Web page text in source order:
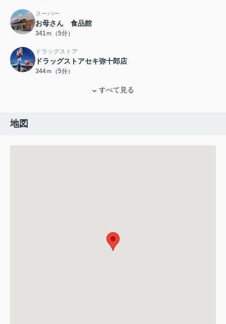
スーパー
お母さん 食品館
341ｍ（5分）
ドラッグストア
ドラッグストアセキ弥十郎店
344ｍ（5分）
すべて見る
地図